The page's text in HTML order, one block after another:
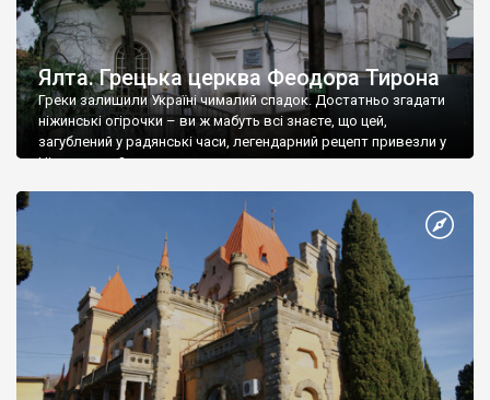
Ялта. Грецька церква Феодора Тирона
Греки залишили Україні чималий спадок. Достатньо згадати
ніжинські огірочки – ви ж мабуть всі знаєте, що цей,
загублений у радянські часи, легендарний рецепт привезли у
Ніжин греки?